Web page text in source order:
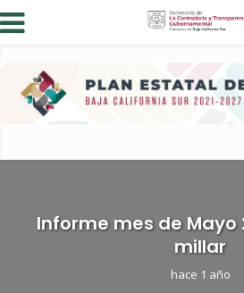
Informe mes de Mayo
millar
hace 1 año